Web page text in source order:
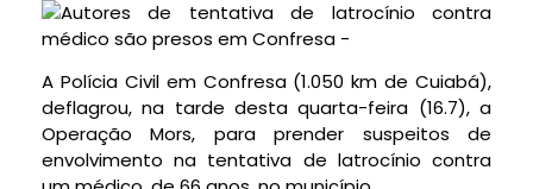
A Polícia Civil em Confresa (1.050 km de Cuiabá),
deflagrou, na tarde desta quarta-feira (16.7), a
Operação Mors, para prender suspeitos de
envolvimento na tentativa de latrocínio contra